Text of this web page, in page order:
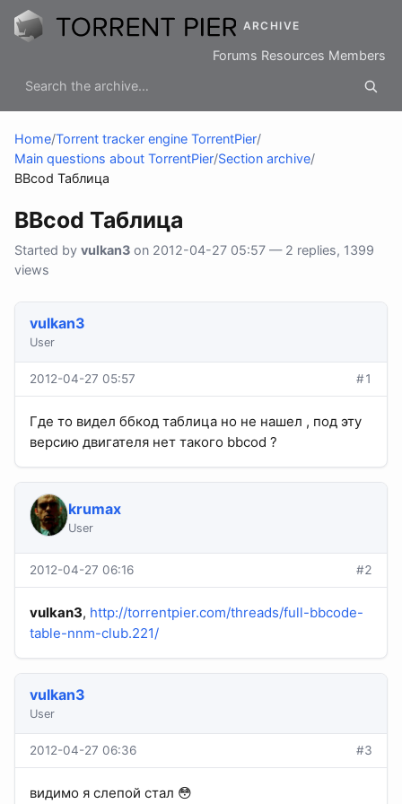
ARCHIVE
Forums Resources Members
Home/Torrent tracker engine TorrentPier/
Main questions about TorrentPier/Section archive/
BBcod Таблица
BBcod Таблица
Started by vulkan3 on 2012-04-27 05:57 — 2 replies, 1399
views
vulkan3
User
2012-04-27 05:57 #1
Где то видел ббкод таблица но не нашел , под эту
версию двигателя нет такого bbcod ?
krumax
User
2012-04-27 06:16 #2
vulkan3, http://torrentpier.com/threads/full-bbcode-
table-nnm-club.221/
vulkan3
User
2012-04-27 06:36 #3
видимо я слепой стал 😳